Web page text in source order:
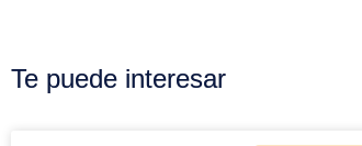
Te puede interesar